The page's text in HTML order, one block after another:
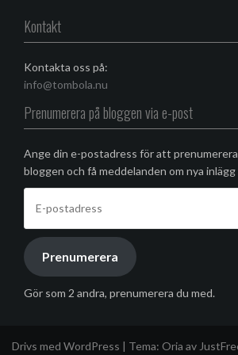
Kontakt
Kontakta oss på:
info@tombola.nu
Prenumerera på bloggen via e-post
Ange din e-postadress för att
bloggen och få meddelanden om nya
postadress
Prenumerera
Gör som 2 andra, prenumerera du med.
Drivs med WordPress | Tema: Oria av